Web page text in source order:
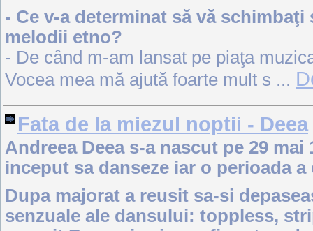
- Ce v-a determinat să vă
melodii etno?
- De când m-am lansat pe piaţa
Vocea mea mă ajută foarte mult s ...
Fata de la miezul noptii - Deea
Andreea Deea s-a nascut pe 29
inceput sa danseze iar o perioada
Dupa majorat a reusit sa-si
senzuale ale dansului: toppless,